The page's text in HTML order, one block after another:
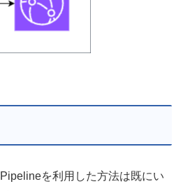
を利用した方法は既にい